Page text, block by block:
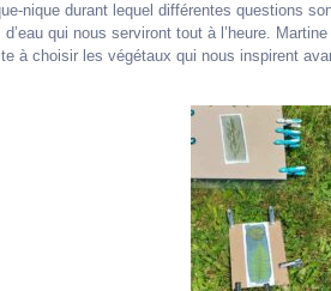
nique durant lequel différentes questions
qui nous serviront tout à l’heure.
à choisir les végétaux qui nous inspirent